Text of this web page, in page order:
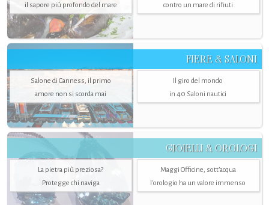
il sapore più profondo del mare
contro un mare di rifiuti
FIERE & SALONI
Salone di Canness, il primo
amore non si scorda mai
Il giro del mondo
in 40 Saloni nautici
GIOIELLI & OROLOGI
La pietra più preziosa?
Protegge chi naviga
Maggi Officine, sott’acqua
l'orologio ha un valore immenso